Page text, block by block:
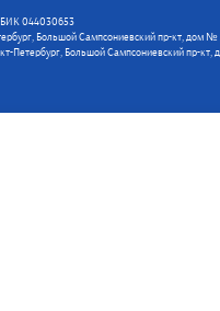
044030653
Большой Сампсониевский пр-кт, дом №
Петербург, Большой Сампсониевский пр-